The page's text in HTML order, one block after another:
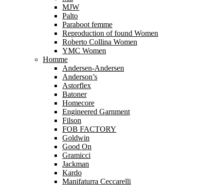
MJW
Palto
Paraboot femme
Reproduction of found Women
Roberto Collina Women
YMC Women
Homme
Andersen-Andersen
Anderson’s
Astorflex
Batoner
Homecore
Engineered Garnment
Filson
FOB FACTORY
Goldwin
Good On
Gramicci
Jackman
Kardo
Manifaturra Ceccarelli